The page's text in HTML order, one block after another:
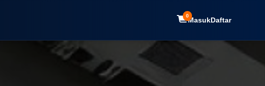
0MasukDaftar